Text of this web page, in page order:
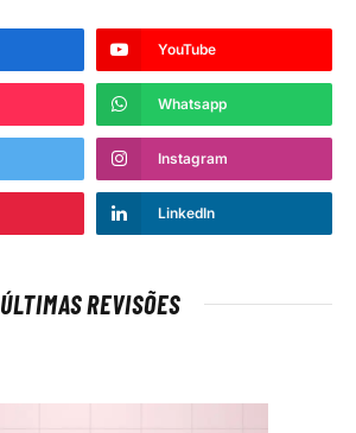
YouTube
Whatsapp
Instagram
LinkedIn
ÚLTIMAS REVISÕES